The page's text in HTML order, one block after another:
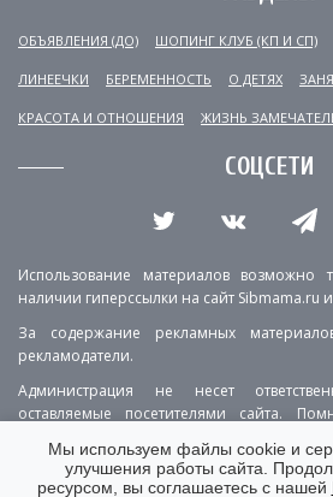
ОБЪЯВЛЕНИЯ (ДО) ШОПИНГ КЛУБ (КП И СП)
ЛИНЕЕЧКИ БЕРЕМЕННОСТЬ О ДЕТЯХ
КРАСОТА И ОТНОШЕНИЯ ЖИЗНЬ
СОЦСЕТИ
Использование материалов возможно
наличии гиперссылки на сайт Sibmama.ru
За содержание рекламных материалов
рекламодатели.
Администрация не несет
оставляемые посетителями сайта.
РЕКЛАМА О ПРОЕКТЕ
Мы используем файлы cookie и
улучшения работы сайта.
ресурсом, вы соглашаетесь с нашей